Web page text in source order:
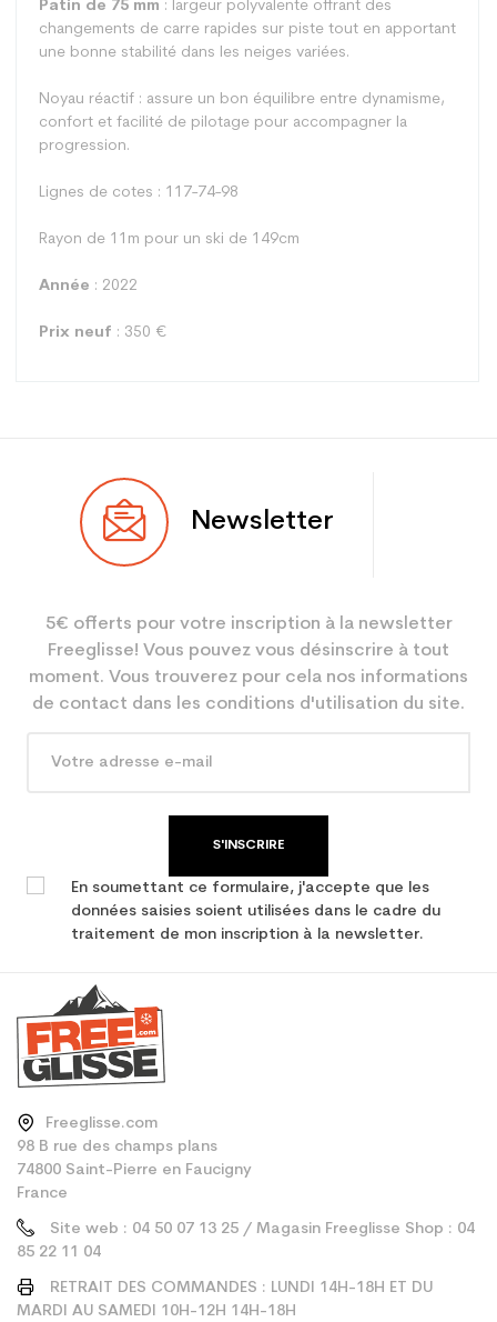
Patin de 75 mm : largeur polyvalente offrant des
changements de carre rapides sur piste tout en apportant
une bonne stabilité dans les neiges variées.
Noyau réactif : assure un bon équilibre entre dynamisme,
confort et facilité de pilotage pour accompagner la
progression.
Lignes de cotes : 117-74-98
Rayon de 11m pour un ski de 149cm
Année : 2022
Prix neuf : 350 €
Utilisateur Mixte
Coloris Bleu
En achetant d'occasion :
Economie CO² (en kg)
3.9
Newsletter
5€ offerts pour votre inscription à la newsletter
Freeglisse! Vous pouvez vous désinscrire à tout
moment. Vous trouverez pour cela nos informations
de contact dans les conditions d'utilisation du site.
S'INSCRIRE
En soumettant ce formulaire, j'accepte que les
données saisies soient utilisées dans le cadre du
traitement de mon inscription à la newsletter.
Freeglisse.com
98 B rue des champs plans
74800 Saint-Pierre en Faucigny
France
Site web : 04 50 07 13 25 / Magasin Freeglisse Shop : 04
85 22 11 04
RETRAIT DES COMMANDES : LUNDI 14H-18H ET DU
MARDI AU SAMEDI 10H-12H 14H-18H